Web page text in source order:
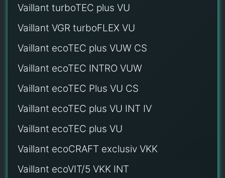
Vaillant turboTEC plus VU
Vaillant VGR turboFLEX VU
Vaillant ecoTEC plus VUW CS
Vaillant ecoTEC INTRO VUW
Vaillant ecoTEC Plus VU CS
Vaillant ecoTEC plus VU INT IV
Vaillant ecoTEC plus VU
Vaillant ecoCRAFT exclusiv VKK
Vaillant ecoVIT/5 VKK INT